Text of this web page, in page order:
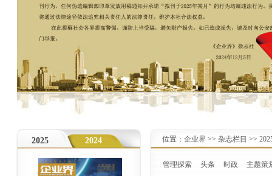
2025 2024 位置： 企业界 >> 杂志栏目 >>
管理探索 头条 时政
主题策